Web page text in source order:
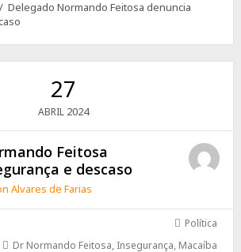
/ Delegado Normando Feitosa denuncia
27
ABRIL 2024
Feitosa
e descaso
Alvares de Farias
Política
Dr Normando Feitosa, Insegurança, Macaíba